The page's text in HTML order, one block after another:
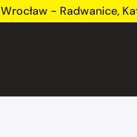
Wrocław - Radwanice,